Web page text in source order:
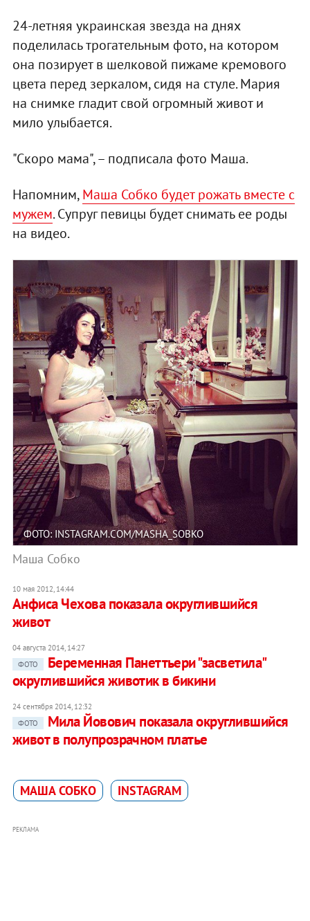
24-летняя украинская звезда на днях
поделилась трогательным фото, на котором
она позирует в шелковой пижаме кремового
цвета перед зеркалом, сидя на стуле. Мария
на снимке гладит свой огромный живот и
мило улыбается.
"Скоро мама", – подписала фото Маша.
Напомним,Маша Собко будет рожать вместе с
мужем. Супруг певицы будет снимать ее роды
на видео.
ФОТО: INSTAGRAM.COM/MASHA_SOBKO
Маша Собко
10 мая 2012, 14:44
Анфиса Чехова показала округлившийся
живот
04 августа 2014, 14:27
ФОТО
Беременная Панеттьери "засветила"
округлившийся животик в бикини
24 сентября 2014, 12:32
ФОТО
Мила Йовович показала округлившийся
живот в полупрозрачном платье
МАША СОБКО INSTAGRAM
РЕКЛАМА